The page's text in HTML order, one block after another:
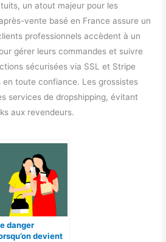
un atout majeur pour les
vente basé en France assure un
professionnels accèdent à un
gérer leurs commandes et suivre
sécurisées via SSL et Stripe
toute confiance. Les grossistes
services de dropshipping, évitant
aux revendeurs.
danger
devient